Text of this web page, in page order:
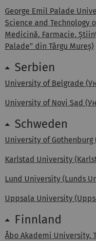
George Emil Palade
Science and Technology
Medicină, Farmacie,
Palade” din Târgu Mureș)
Serbien
University of Belgrade
University of Novi Sad
Schweden
University of
Karlstad University
Lund University (Lunds
Uppsala University
Finnland
Åbo Akademi University,